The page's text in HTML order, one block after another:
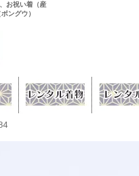
お祝い着（産
ングウ）